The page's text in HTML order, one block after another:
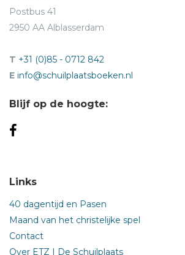
Postbus 41
2950 AA Alblasserdam
T +31 (0)85 - 0712 842
E info@schuilplaatsboeken.nl
Blijf op de hoogte:
Links
40 dagentijd en Pasen
Maand van het christelijke spel
Contact
Over ETZ | De Schuilplaats